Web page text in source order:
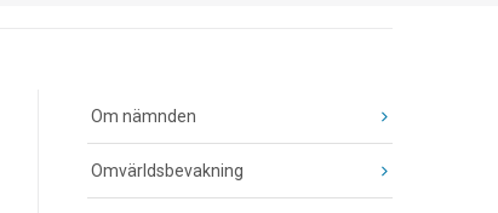
Om nämnden
Omvärldsbevakning